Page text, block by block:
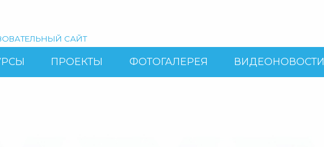
САЙТ
ПРОЕКТЫ ФОТОГАЛЕРЕЯ ВИДЕОНОВОСТИ